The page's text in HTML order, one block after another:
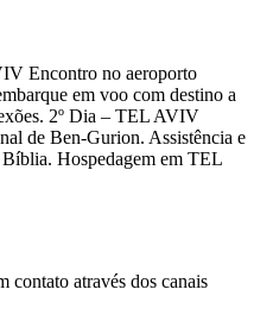
Encontro no aeroporto
em voo com destino a
2º Dia – TEL AVIV
de Ben-Gurion. Assistência e
Hospedagem em TEL
contato através dos canais